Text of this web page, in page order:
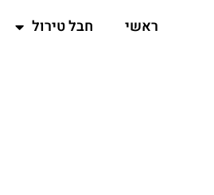
ראשי חבל טירול